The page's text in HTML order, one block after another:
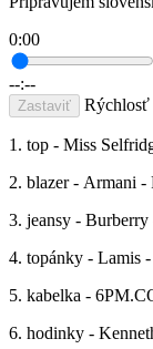
0:00
--:--
Zastaviť Rýchlosť
1. top - Miss
2. blazer - Armani
3. jeansy -
4. topánky -
5. kabelka -
6. hodinky -